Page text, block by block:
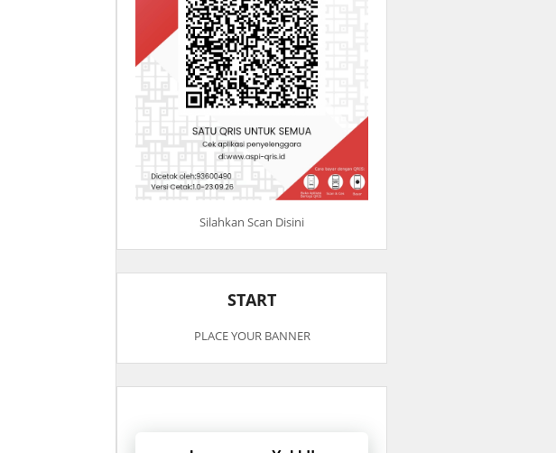
Silahkan Scan Disini
START
PLACE YOUR BANNER